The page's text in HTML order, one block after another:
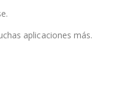
aplicaciones más.